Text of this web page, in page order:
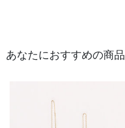
あなたにおすすめの商品